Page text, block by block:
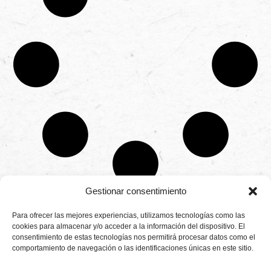
Gestionar consentimiento
Para ofrecer las mejores experiencias, utilizamos tecnologías como las
cookies para almacenar y/o acceder a la información del dispositivo. El
consentimiento de estas tecnologías nos permitirá procesar datos como el
comportamiento de navegación o las identificaciones únicas en este sitio.
Productores
de
fresas,
CONTÁCTANOS
Camino de
Montemayor s/n
21800 Moguer.
Huelva ESPAÑA.
Aviso legal
Política de
privacidad